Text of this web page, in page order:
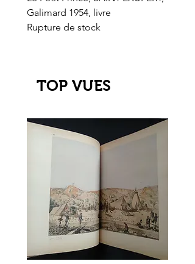
Galimard 1954, livre
Rupture de stock
TOP VUES